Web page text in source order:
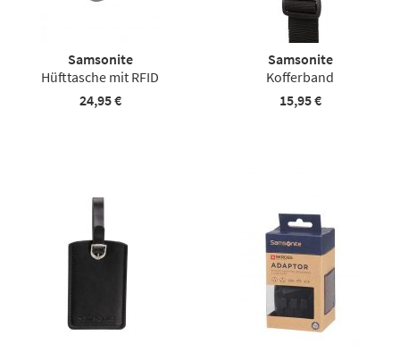
Samsonite
Hüfttasche mit RFID
24,95 €
Samsonite
Kofferband
15,95 €